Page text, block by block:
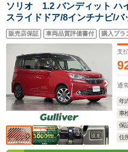
ソリオ 1.2 バンディット ハ
スライドドア/8インチナビ/
ーダー/ETC/デュアルカメラ
報/クルーズコントロール/シ
ト/LEDヘッドライト
販売店保証 車両品質評価書付 購入プラ
支
通
年
車
保
住